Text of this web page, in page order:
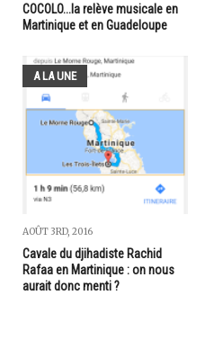
COCOLO...la relève musicale en
Martinique et en Guadeloupe
A LA UNE
AOÛT 3RD, 2016
Cavale du djihadiste Rachid
Rafaa en Martinique : on nous
aurait donc menti ?